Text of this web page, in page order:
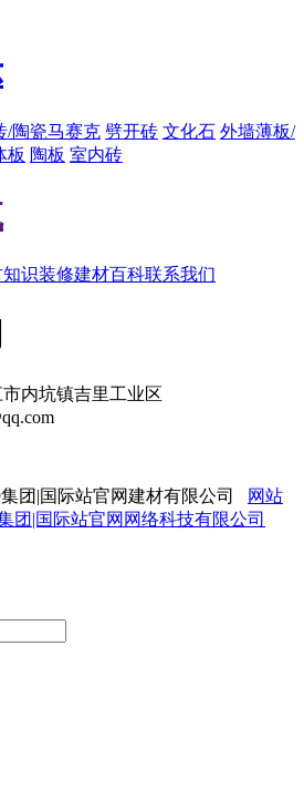
/陶瓷马赛克 劈开砖 文化石 外墙薄板/
板 陶板 室内砖
识装修建材百科联系我们
内坑镇吉里工业区
团|国际站官网建材有限公司
网站
团|国际站官网网络科技有限公司